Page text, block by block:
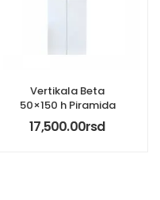
Vertikala Beta
50×150 h Piramida
17,500.00rsd